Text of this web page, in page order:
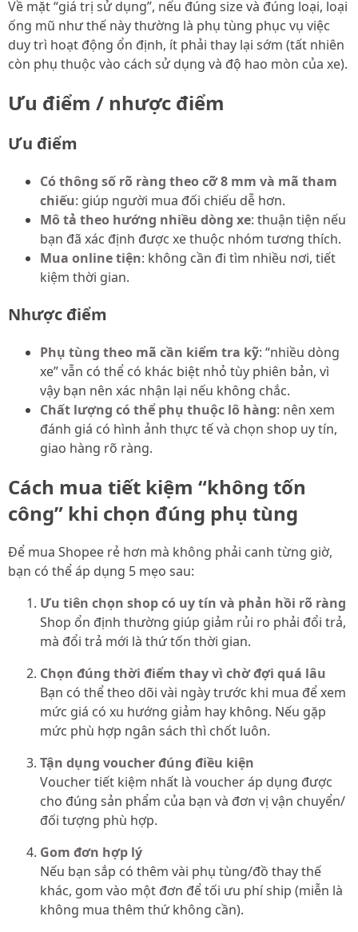
Về mặt “giá trị sử dụng”, nếu đúng size và đúng loại, loại
ống mũ như thế này thường là phụ tùng phục vụ việc
duy trì hoạt động ổn định, ít phải thay lại sớm (tất nhiên
còn phụ thuộc vào cách sử dụng và độ hao mòn của xe).
Ưu điểm / nhược điểm
Ưu điểm
Có thông số rõ ràng theo cỡ 8 mm và mã tham
chiếu: giúp người mua đối chiếu dễ hơn.
Mô tả theo hướng nhiều dòng xe: thuận tiện nếu
bạn đã xác định được xe thuộc nhóm tương thích.
Mua online tiện: không cần đi tìm nhiều nơi, tiết
kiệm thời gian.
Nhược điểm
Phụ tùng theo mã cần kiểm tra kỹ: “nhiều dòng
xe” vẫn có thể có khác biệt nhỏ tùy phiên bản, vì
vậy bạn nên xác nhận lại nếu không chắc.
Chất lượng có thể phụ thuộc lô hàng: nên xem
đánh giá có hình ảnh thực tế và chọn shop uy tín,
giao hàng rõ ràng.
Cách mua tiết kiệm “không tốn
công” khi chọn đúng phụ tùng
Để mua Shopee rẻ hơn mà không phải canh từng giờ,
bạn có thể áp dụng 5 mẹo sau:
Ưu tiên chọn shop có uy tín và phản hồi rõ ràng
Shop ổn định thường giúp giảm rủi ro phải đổi trả,
mà đổi trả mới là thứ tốn thời gian.
Chọn đúng thời điểm thay vì chờ đợi quá lâu
Bạn có thể theo dõi vài ngày trước khi mua để xem
mức giá có xu hướng giảm hay không. Nếu gặp
mức phù hợp ngân sách thì chốt luôn.
Tận dụng voucher đúng điều kiện
Voucher tiết kiệm nhất là voucher áp dụng được
cho đúng sản phẩm của bạn và đơn vị vận chuyển/
đối tượng phù hợp.
Gom đơn hợp lý
Nếu bạn sắp có thêm vài phụ tùng/đồ thay thế
khác, gom vào một đơn để tối ưu phí ship (miễn là
không mua thêm thứ không cần).